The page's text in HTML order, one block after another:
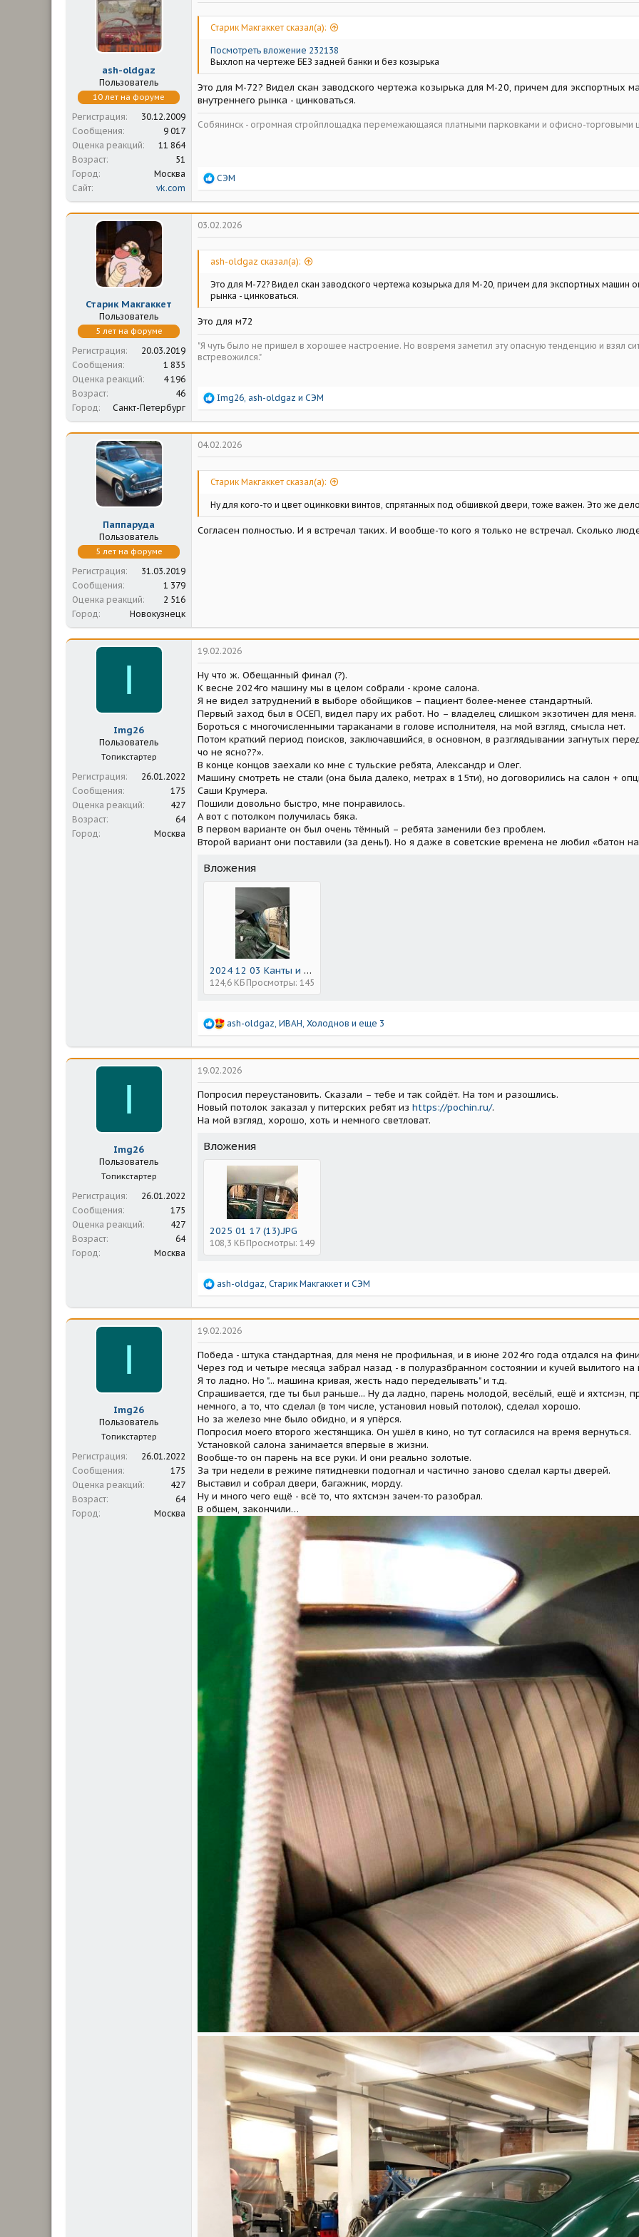
а
л
а
ash-oldgaz
Пользователь
10 лет на форуме
Регистрация
30.12.2009
Сообщения
9 017
Оценка реакций
11 864
Возраст
51
Город
Москва
Сайт
vk.com
Старик Макгаккет сказал(а):
Посмотреть вложение 232138
Выхлоп на чертеже БЕЗ задней банки и без козырька
Это для М-72? Видел скан заводского чертежа козырька для М-20, причем для экспортных
внутреннего рынка - цинковаться.
Собянинск - огромная стройплощадка перемежающаяся платными парковками и офисно-торговыми
Р
а
к
ц
СЭМ
Старик Макгаккет
Пользователь
5 лет на форуме
Регистрация
20.03.2019
Сообщения
1 835
Оценка реакций
4 196
Возраст
46
Город
Санкт-Петербург
03.02.2026
ash-oldgaz сказал(а):
Это для М-72? Видел скан заводского чертежа козырька для М-20, причем для экспортных машин
рынка - цинковаться.
Это для м72
"Я чуть было не пришел в хорошее настроение. Но вовремя заметил эту опасную тенденцию и взял
встревожился."
Р
а
к
ц
и
Img26, ash-oldgaz и СЭМ
Паппаруда
Пользователь
5 лет на форуме
Регистрация
31.03.2019
Сообщения
1 379
Оценка реакций
2 516
Город
Новокузнецк
04.02.2026
Старик Макгаккет сказал(а):
Ну для кого-то и цвет оцинковки винтов, спрятанных под обшивкой двери, тоже важен. Это же
Согласен полностью. И я встречал таких. И вообще-то кого я только не встречал. Сколько
I
Img26
Пользователь
Топикстартер
Регистрация
26.01.2022
Сообщения
175
Оценка реакций
427
Возраст
64
Город
Москва
19.02.2026
Ну что ж. Обещанный финал (?).
К весне 2024го машину мы в целом собрали - кроме салона.
Я не видел затруднений в выборе обойщиков – пациент более-менее стандартный.
Первый заход был в ОСЕП, видел пару их работ. Но – владелец слишком экзотичен для меня.
Бороться с многочисленными тараканами в голове исполнителя, на мой взгляд, смысла нет.
Потом краткий период поисков, заключавшийся, в основном, в разглядывании загнутых
чо не ясно??».
В конце концов заехали ко мне с тульские ребята, Александр и Олег.
Машину смотреть не стали (она была далеко, метрах в 15ти), но договорились на салон +
Саши Крумера.
Пошили довольно быстро, мне понравилось.
А вот с потолком получилась бяка.
В первом варианте он был очень тёмный – ребята заменили без проблем.
Второй вариант они поставили (за день!). Но я даже в советские времена не любил «батон
Вложения
2024 12 03 Канты и потолок (6).JPG
124,6 КБ Просмотры: 145
Р
а
к
ц
и
:
ash-oldgaz ИВАН Холоднов и еще 3
I
Img26
Пользователь
Топикстартер
Регистрация
26.01.2022
Сообщения
175
Оценка реакций
427
Возраст
64
Город
Москва
19.02.2026
Попросил переустановить. Сказали – тебе и так сойдёт. На том и разошлись.
Новый потолок заказал у питерских ребят из https://pochin.ru/.
На мой взгляд, хорошо, хоть и немного светловат.
Вложения
2025 01 17 (13).JPG
108,3 КБ Просмотры: 149
Р
а
к
ц
и
ash-oldgaz Старик Макгаккет и СЭМ
I
Img26
Пользователь
Топикстартер
Регистрация
26.01.2022
Сообщения
175
Оценка реакций
427
Возраст
64
Город
Москва
19.02.2026
Победа - штука стандартная, для меня не профильная, и в июне 2024го года отдался на
Через год и четыре месяца забрал назад - в полуразбранном состоянии и кучей вылитого
Я то ладно. Но "... машина кривая, жесть надо переделывать" и т.д.
Спрашивается, где ты был раньше... Ну да ладно, парень молодой, весёлый, ещё и яхтсмэн,
немного, а то, что сделал (в том числе, установил новый потолок), сделал хорошо.
Но за железо мне было обидно, и я упёрся.
Попросил моего второго жестянщика. Он ушёл в кино, но тут согласился на время вернуться.
Установкой салона занимается впервые в жизни.
Вообще-то он парень на все руки. И они реально золотые.
За три недели в режиме пятидневки подогнал и частично заново сделал карты дверей.
Выставил и собрал двери, багажник, морду.
Ну и много чего ещё - всё то, что яхтсмэн зачем-то разобрал.
В общем, закончили…